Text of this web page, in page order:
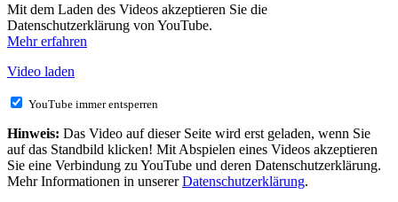
Mit dem Laden des Videos akzeptieren Sie die
Datenschutzerklärung von YouTube.
Mehr erfahren
Video laden
YouTube immer entsperren
Hinweis: Das Video auf dieser Seite wird erst geladen, wenn Sie
auf das Standbild klicken! Mit Abspielen eines Videos akzeptieren
Sie eine Verbindung zu YouTube und deren Datenschutzerklärung.
Mehr Informationen in unsererDatenschutzerklärung.